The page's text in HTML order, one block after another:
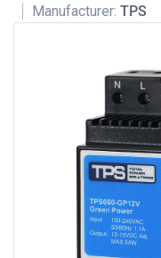
Manufacturer: TPS